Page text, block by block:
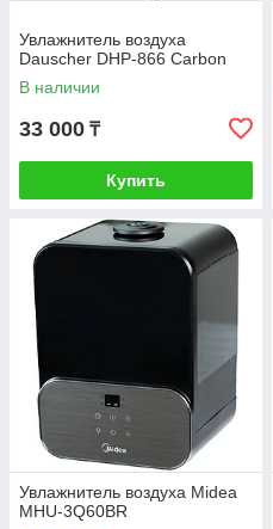
Увлажнитель воздуха
Dauscher DHP-866 Carbon
В наличии
33 000 ₸
Купить
Увлажнитель воздуха Midea
MHU-3Q60BR